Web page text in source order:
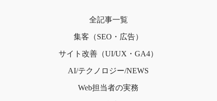
全記事一覧
集客（SEO・広告）
サイト改善（UI/UX・GA4）
AI/テクノロジー/NEWS
Web担当者の実務